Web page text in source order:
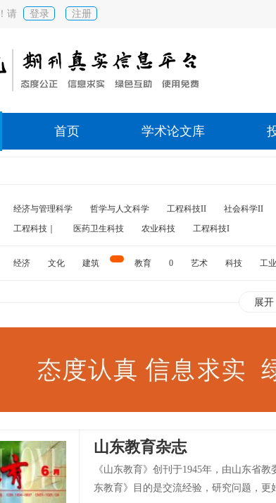
请 登录 注册
首页 学术论文库
经济与管理科学 哲学与人文科学 工程科技II 社会科学II
工程科技｜
医药卫生科技 农业科技 工程科技I
经济 文化 建筑 教育 0 艺术 科技 工业
展开
山东教育杂志
《山东教育》创刊于1945年，由山东省
东教育》目的是交流经验，研究问题，